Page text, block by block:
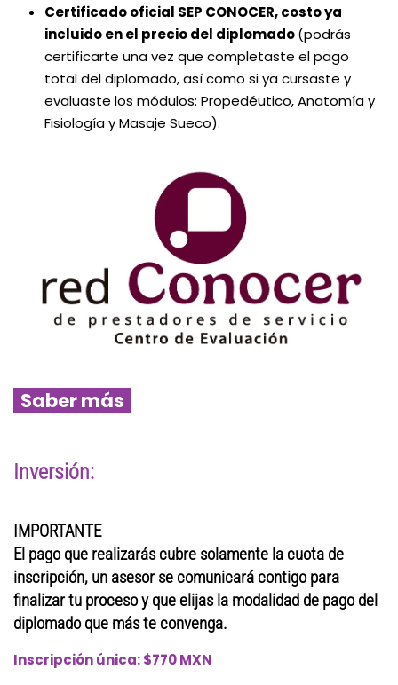
Certificado oficial SEP CONOCER, costo ya
incluido en el precio del diplomado(podrás
certificarte una vez que completaste el pago
total del diplomado, así como si ya cursaste y
evaluaste los módulos: Propedéutico, Anatomía y
Fisiología y Masaje Sueco).
Saber más
Inversión:
IMPORTANTE
El pago que realizarás cubre solamente la cuota de
inscripción, un asesor se comunicará contigo para
finalizar tu proceso y que elijas la modalidad de pago del
diplomado que más te convenga.
Inscripción única:$770 MXN